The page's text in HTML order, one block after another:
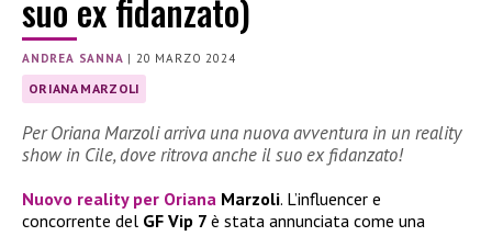
suo ex fidanzato)
ANDREA SANNA |20 MARZO 2024
ORIANA MARZOLI
Per Oriana Marzoli arriva una nuova avventura in un reality
show in Cile, dove ritrova anche il suo ex fidanzato!
Nuovo reality per Oriana Marzoli. L’influencer e
concorrente del GF Vip 7 è stata annunciata come una